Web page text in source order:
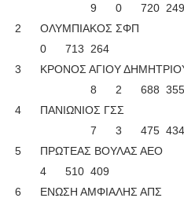
9 0 720 249
2
ΟΛΥΜΠΙΑΚΟΣ ΣΦΠ
0
713
264
3
ΚΡΟΝΟΣ ΑΓΙΟΥ
8
2 688 355
4
ΠΑΝΙΩΝΙΟΣ ΓΣΣ
7
3 475 434
5
ΠΡΩΤΕΑΣ ΒΟΥΛΑΣ ΑΕΟ
4
510 409
6
ΕΝΩΣΗ ΑΜΦΙΑΛΗΣ ΑΠΣ